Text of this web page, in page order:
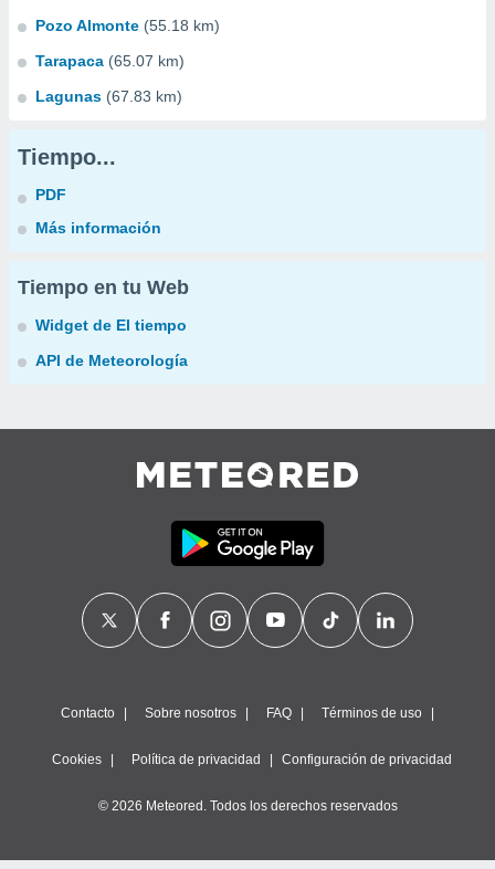
Pozo Almonte (55.18 km)
Tarapaca (65.07 km)
Lagunas (67.83 km)
Tiempo...
PDF
Más información
Tiempo en tu Web
Widget de El tiempo
API de Meteorología
Contacto Sobre nosotros FAQ Términos de uso
Cookies Política de privacidad Configuración de privacidad
© 2026 Meteored. Todos los derechos reservados